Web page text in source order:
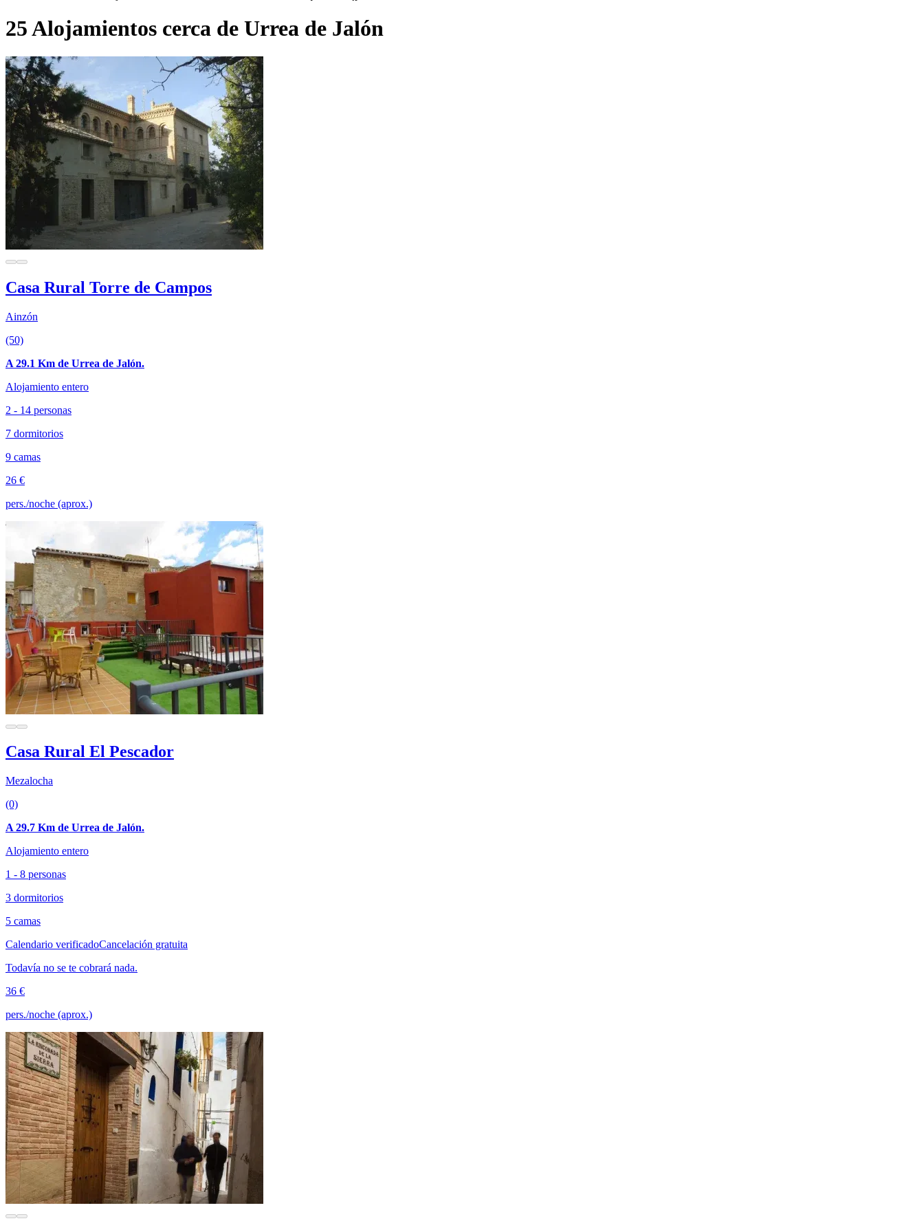
25 Alojamientos cerca de Urrea de Jalón
Casa Rural Torre de Campos
Ainzón
(50)
A 29.1 Km de Urrea de Jalón.
Alojamiento entero
2 - 14 personas
7 dormitorios
9 camas
26 €
pers./noche (aprox.)
Casa Rural El Pescador
Mezalocha
(0)
A 29.7 Km de Urrea de Jalón.
Alojamiento entero
1 - 8 personas
3 dormitorios
5 camas
Calendario verificadoCancelación gratuita
Todavía no se te cobrará nada.
36 €
pers./noche (aprox.)